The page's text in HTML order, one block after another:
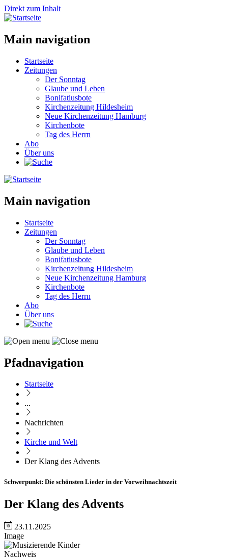
Direkt zum Inhalt
Main navigation
Startseite
Zeitungen
Der Sonntag
Glaube und Leben
Bonifatiusbote
Kirchenzeitung Hildesheim
Neue Kirchenzeitung Hamburg
Kirchenbote
Tag des Herrn
Abo
Über uns
Main navigation
Startseite
Zeitungen
Der Sonntag
Glaube und Leben
Bonifatiusbote
Kirchenzeitung Hildesheim
Neue Kirchenzeitung Hamburg
Kirchenbote
Tag des Herrn
Abo
Über uns
Pfadnavigation
Startseite
...
Nachrichten
Kirche und Welt
Der Klang des Advents
Schwerpunkt: Die schönsten Lieder in der Vorweihnachtszeit
Der Klang des Advents
23.11.2025
Image
Nachweis